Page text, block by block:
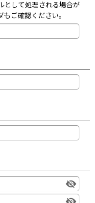
として処理される場合が
ご確認ください。